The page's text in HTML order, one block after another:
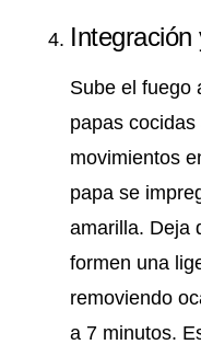
Integración
Sube el fuego
papas
movimientos
papa se
amarilla. Deja
formen una
removiendo
a 7 minutos.